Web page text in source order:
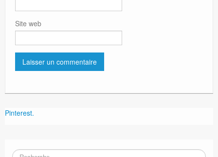
Site web
Pinterest.